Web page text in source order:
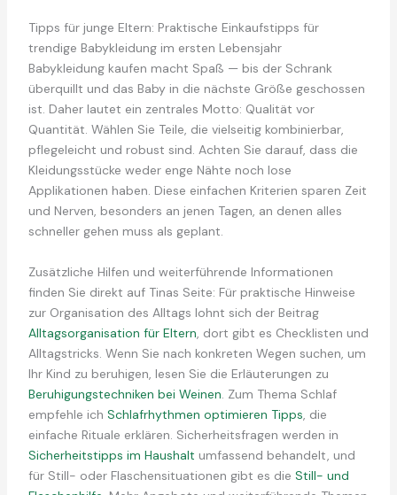
Tipps für junge Eltern: Praktische Einkaufstipps für
trendige Babykleidung im ersten Lebensjahr
Babykleidung kaufen macht Spaß — bis der Schrank
überquillt und das Baby in die nächste Größe geschossen
ist. Daher lautet ein zentrales Motto: Qualität vor
Quantität. Wählen Sie Teile, die vielseitig kombinierbar,
pflegeleicht und robust sind. Achten Sie darauf, dass die
Kleidungsstücke weder enge Nähte noch lose
Applikationen haben. Diese einfachen Kriterien sparen Zeit
und Nerven, besonders an jenen Tagen, an denen alles
schneller gehen muss als geplant.
Zusätzliche Hilfen und weiterführende Informationen
finden Sie direkt auf Tinas Seite: Für praktische Hinweise
zur Organisation des Alltags lohnt sich der Beitrag
Alltagsorganisation für Eltern, dort gibt es Checklisten und
Alltagstricks. Wenn Sie nach konkreten Wegen suchen, um
Ihr Kind zu beruhigen, lesen Sie die Erläuterungen zu
Beruhigungstechniken bei Weinen. Zum Thema Schlaf
empfehle ich Schlafrhythmen optimieren Tipps, die
einfache Rituale erklären. Sicherheitsfragen werden in
Sicherheitstipps im Haushalt umfassend behandelt, und
für Still- oder Flaschensituationen gibt es die Still- und